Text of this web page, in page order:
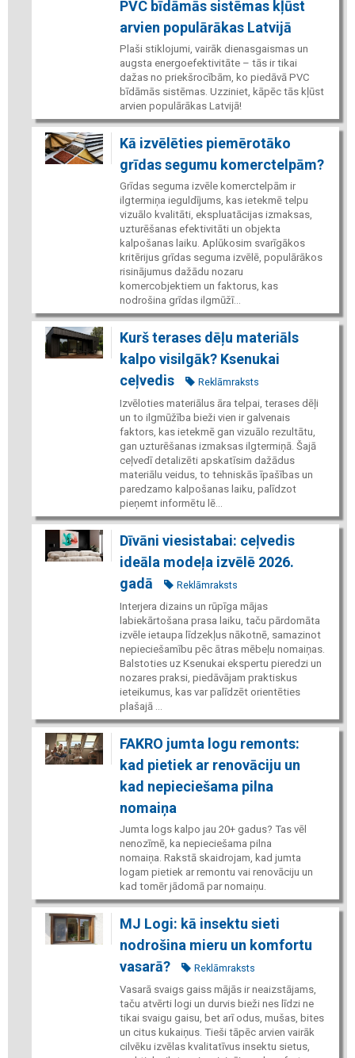
PVC bīdāmās sistēmas kļūst
arvien populārākas Latvijā
Plaši stiklojumi, vairāk dienasgaismas un
augsta energoefektivitāte – tās ir tikai
dažas no priekšrocībām, ko piedāvā PVC
bīdāmās sistēmas. Uzziniet, kāpēc tās kļūst
arvien populārākas Latvijā!
Kā izvēlēties piemērotāko
grīdas segumu komerctelpām?
Grīdas seguma izvēle komerctelpām ir
ilgtermiņa ieguldījums, kas ietekmē telpu
vizuālo kvalitāti, ekspluatācijas izmaksas,
uzturēšanas efektivitāti un objekta
kalpošanas laiku. Aplūkosim svarīgākos
kritērijus grīdas seguma izvēlē, populārākos
risinājumus dažādu nozaru
komercobjektiem un faktorus, kas
nodrošina grīdas ilgmūžī...
Kurš terases dēļu materiāls
kalpo visilgāk? Ksenukai
ceļvedis
Reklāmraksts
Izvēloties materiālus āra telpai, terases dēļi
un to ilgmūžība bieži vien ir galvenais
faktors, kas ietekmē gan vizuālo rezultātu,
gan uzturēšanas izmaksas ilgtermiņā. Šajā
ceļvedī detalizēti apskatīsim dažādus
materiālu veidus, to tehniskās īpašības un
paredzamo kalpošanas laiku, palīdzot
pieņemt informētu lē...
Dīvāni viesistabai: ceļvedis
ideāla modeļa izvēlē 2026.
gadā
Reklāmraksts
Interjera dizains un rūpīga mājas
labiekārtošana prasa laiku, taču pārdomāta
izvēle ietaupa līdzekļus nākotnē, samazinot
nepieciešamību pēc ātras mēbeļu nomaiņas.
Balstoties uz Ksenukai ekspertu pieredzi un
nozares praksi, piedāvājam praktiskus
ieteikumus, kas var palīdzēt orientēties
plašajā ...
FAKRO jumta logu remonts:
kad pietiek ar renovāciju un
kad nepieciešama pilna
nomaiņa
Jumta logs kalpo jau 20+ gadus? Tas vēl
nenozīmē, ka nepieciešama pilna
nomaiņa. Rakstā skaidrojam, kad jumta
logam pietiek ar remontu vai renovāciju un
kad tomēr jādomā par nomaiņu.
MJ Logi: kā insektu sieti
nodrošina mieru un komfortu
vasarā?
Reklāmraksts
Vasarā svaigs gaiss mājās ir neaizstājams,
taču atvērti logi un durvis bieži nes līdzi ne
tikai svaigu gaisu, bet arī odus, mušas, bites
un citus kukaiņus. Tieši tāpēc arvien vairāk
cilvēku izvēlas kvalitatīvus insektu sietus,